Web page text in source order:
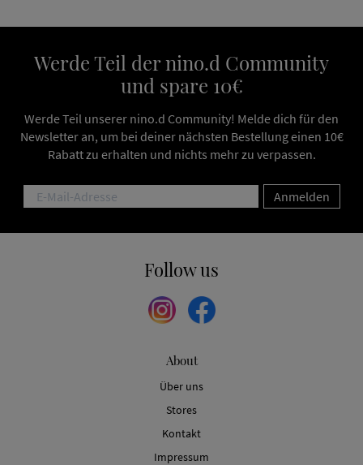
Werde Teil der nino.d Community
und spare 10€
Werde Teil unserer nino.d Community! Melde dich für den
Newsletter an, um bei deiner nächsten Bestellung einen 10€
Rabatt zu erhalten und nichts mehr zu verpassen.
Anmelden
Follow us
About
Über uns
Stores
Kontakt
Impressum